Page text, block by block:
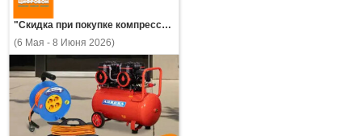
"Скидка при покупке компрессора и силового удлинителя в комплекте!"
(6 Мая - 8 Июня 2026)